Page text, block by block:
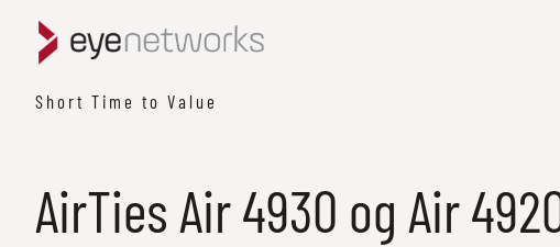
Short Time to Value
AirTies Air 4930 og Air